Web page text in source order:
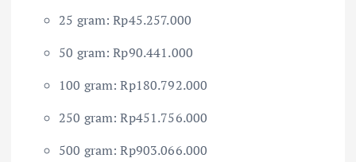
25 gram: Rp45.257.000
50 gram: Rp90.441.000
100 gram: Rp180.792.000
250 gram: Rp451.756.000
500 gram: Rp903.066.000